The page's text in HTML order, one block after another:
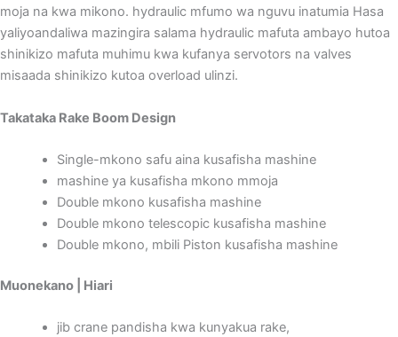
moja na kwa mikono. hydraulic mfumo wa nguvu inatumia Hasa
yaliyoandaliwa mazingira salama hydraulic mafuta ambayo hutoa
shinikizo mafuta muhimu kwa kufanya servotors na valves
misaada shinikizo kutoa overload ulinzi.
Takataka Rake Boom Design
Single-mkono safu aina kusafisha mashine
mashine ya kusafisha mkono mmoja
Double mkono kusafisha mashine
Double mkono telescopic kusafisha mashine
Double mkono, mbili Piston kusafisha mashine
Muonekano | Hiari
jib crane pandisha kwa kunyakua rake,